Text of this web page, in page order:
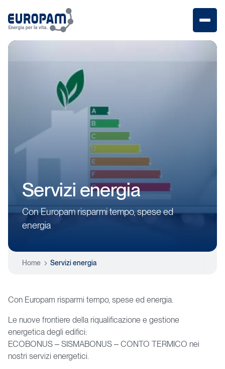
Servizi energia
ConEuropamrisparmitempo,speseed
energia
Home Servizi energia
Con Europam risparmi tempo, spese ed energia.
Le nuove frontiere della riqualificazione e gestione
energetica degli edifici:
ECOBONUS – SISMABONUS – CONTO TERMICO nei
nostri servizi energetici.